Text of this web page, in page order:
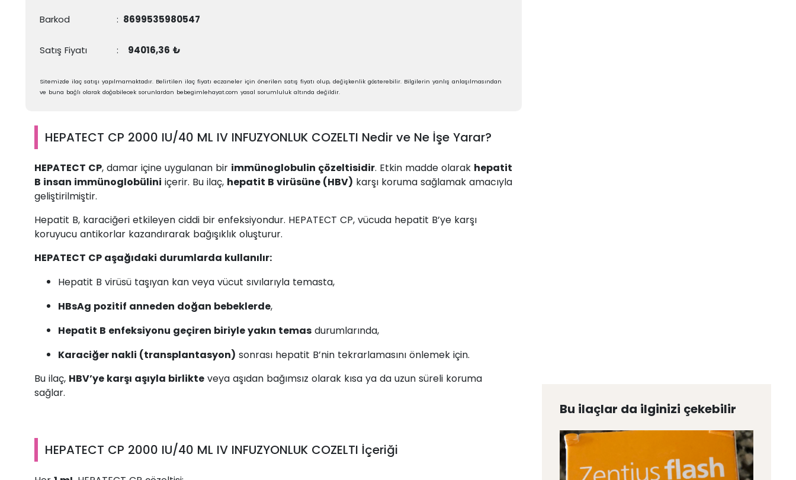
Barkod : 8699535980547
Satış Fiyatı : 94016,36 ₺
Sitemizde ilaç satışı yapılmamaktadır. Belirtilen ilaç fiyatı eczaneler için önerilen satış fiyatı olup, değişkenlik gösterebilir. Bilgilerin yanlış anlaşılmasından
ve buna bağlı olarak doğabilecek sorunlardan bebegimlehayat.com yasal sorumluluk altında değildir.
HEPATECT CP 2000 IU/40 ML IV INFUZYONLUK COZELTI Nedir ve Ne İşe Yarar?
HEPATECT CP, damar içine uygulanan bir immünoglobulin çözeltisidir. Etkin madde olarak hepatit
B insan immünoglobülini içerir. Bu ilaç, hepatit B virüsüne (HBV) karşı koruma sağlamak amacıyla
geliştirilmiştir.
Hepatit B, karaciğeri etkileyen ciddi bir enfeksiyondur. HEPATECT CP, vücuda hepatit B’ye karşı
koruyucu antikorlar kazandırarak bağışıklık oluşturur.
HEPATECT CP aşağıdaki durumlarda kullanılır:
Hepatit B virüsü taşıyan kan veya vücut sıvılarıyla temasta,
HBsAg pozitif anneden doğan bebeklerde,
Hepatit B enfeksiyonu geçiren biriyle yakın temas durumlarında,
Karaciğer nakli (transplantasyon) sonrası hepatit B’nin tekrarlamasını önlemek için.
Bu ilaç, HBV’ye karşı aşıyla birlikte veya aşıdan bağımsız olarak kısa ya da uzun süreli koruma
sağlar.
HEPATECT CP 2000 IU/40 ML IV INFUZYONLUK COZELTI İçeriği
Bu ilaçlar da ilginizi çekebilir